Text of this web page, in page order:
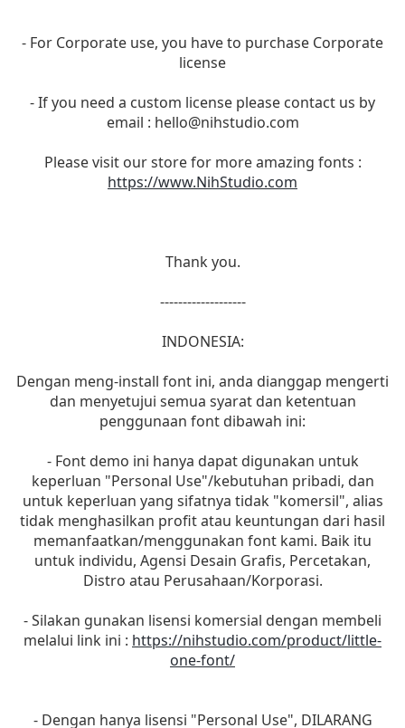
- For Corporate use, you have to purchase Corporate
license
- If you need a custom license please contact us by
email : hello@nihstudio.com
Please visit our store for more amazing fonts :
https://www.NihStudio.com
Thank you.
-------------------
INDONESIA:
Dengan meng-install font ini, anda dianggap mengerti
dan menyetujui semua syarat dan ketentuan
penggunaan font dibawah ini:
- Font demo ini hanya dapat digunakan untuk
keperluan "Personal Use"/kebutuhan pribadi, dan
untuk keperluan yang sifatnya tidak "komersil", alias
tidak menghasilkan profit atau keuntungan dari hasil
memanfaatkan/menggunakan font kami. Baik itu
untuk individu, Agensi Desain Grafis, Percetakan,
Distro atau Perusahaan/Korporasi.
- Silakan gunakan lisensi komersial dengan membeli
melalui link ini : https://nihstudio.com/product/little-
one-font/
- Dengan hanya lisensi "Personal Use", DILARANG